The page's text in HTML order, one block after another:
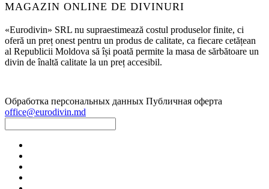
MAGAZIN ONLINE DE DIVINURI
«Eurodivin» SRL nu supraestimează costul produselor finite, ci
oferă un preț onest pentru un produs de calitate, ca fiecare cetățean
al Republicii Moldova să își poată permite la masa de sărbătoare un
divin de înaltă calitate la un preț accesibil.
Обработка персональных данных Публичная оферта
office@eurodivin.md